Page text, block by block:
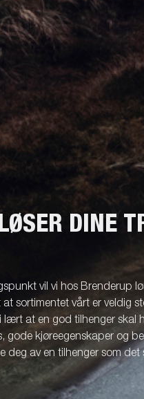
DINE
vil vi hos Brenderup
sortimentet vårt er veldig
lært at en god tilhenger skal
gode kjøreegenskaper og
deg av en tilhenger som